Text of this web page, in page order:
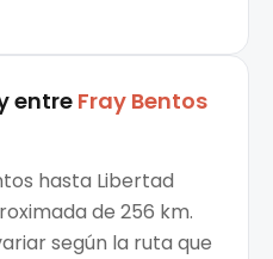
entreFray Bentos
hasta Libertad
de 256 km.
según la ruta que